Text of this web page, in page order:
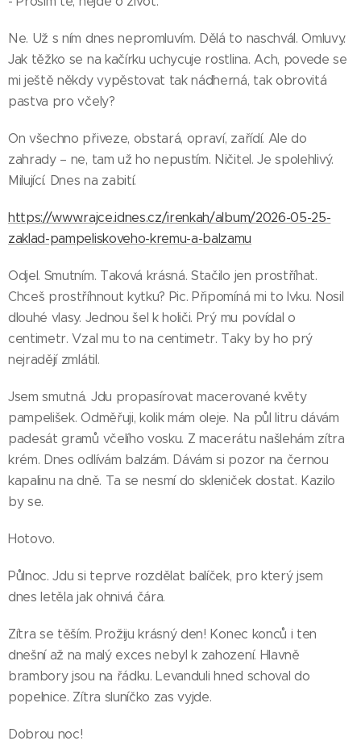
Ne. Už s ním dnes nepromluvím. Dělá to naschvál. Omluvy.
Jak těžko se na kačírku uchycuje rostlina. Ach, povede se
mi ještě někdy vypěstovat tak nádherná, tak obrovitá
pastva pro včely?
On všechno přiveze, obstará, opraví, zařídí. Ale do
zahrady – ne, tam už ho nepustím. Ničitel. Je spolehlivý.
Milující. Dnes na zabití.
https://www.rajce.idnes.cz/irenkah/album/2026-05-25-
zaklad-pampeliskoveho-kremu-a-balzamu
Odjel. Smutním. Taková krásná. Stačilo jen prostříhat.
Chceš prostříhnout kytku? Pic. Připomíná mi to Ivku. Nosil
dlouhé vlasy. Jednou šel k holiči. Prý mu povídal o
centimetr. Vzal mu to na centimetr. Taky by ho prý
nejradějí zmlátil.
Jsem smutná. Jdu propasírovat macerované květy
pampelišek. Odměřuji, kolik mám oleje. Na půl litru dávám
padesát gramů včelího vosku. Z macerátu našlehám zítra
krém. Dnes odlívám balzám. Dávám si pozor na černou
kapalinu na dně. Ta se nesmí do skleniček dostat. Kazilo
by se.
Hotovo.
Půlnoc. Jdu si teprve rozdělat balíček, pro který jsem
dnes letěla jak ohnivá čára.
Zítra se těším. Prožiju krásný den! Konec konců i ten
dnešní až na malý exces nebyl k zahození. Hlavně
brambory jsou na řádku. Levanduli hned schoval do
popelnice. Zítra sluníčko zas vyjde.
Dobrou noc!